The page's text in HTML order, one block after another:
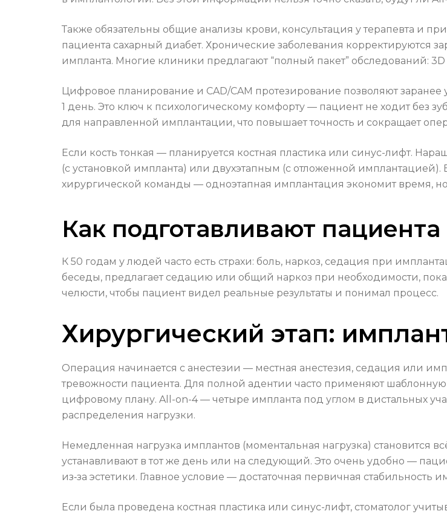
Также обязательны общие анализы крови, консультация у терапевта и
пациента сахарный диабет. Хронические заболевания корректируются
импланта. Многие клиники предлагают “полный пакет” обследований:
Цифровое планирование и CAD/CAM протезирование позволяют
1 день. Это ключ к психологическому комфорту — пациент не ходит без
для направленной имплантации, что повышает точность и сокращает
Если кость тонкая — планируется костная пластика или синус-лифт.
(с установкой импланта) или двухэтапным (с отложенной
хирургической команды — одноэтапная имплантация экономит время,
Как подготавливают пациента
К 50 годам у людей часто есть страхи: боль, наркоз, седация при
беседы, предлагает седацию или общий наркоз при необходимости,
челюсти, чтобы пациент видел реальные результаты и понимал процесс.
Хирургический этап:
Операция начинается с анестезии — местная анестезия, седация или
тревожности пациента. Для полной адентии часто применяют
цифровому плану. All-on-4 — четыре импланта под углом в дистальных
распределения нагрузки.
Немедленная нагрузка имплантов (моментальная нагрузка)
устанавливают в тот же день или на следующий. Это очень удобно —
из‑за эстетики. Главное условие — достаточная первичная стабильность
Если была проведена костная пластика или синус-лифт, стоматолог